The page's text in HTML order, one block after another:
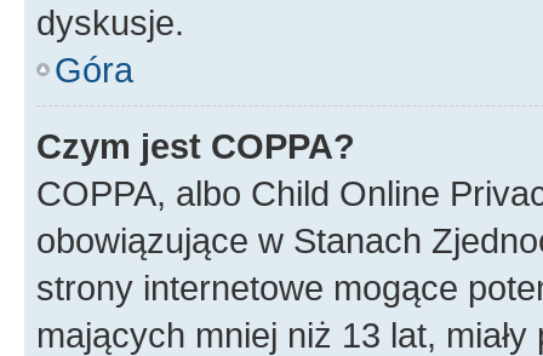
dyskusje.
Góra
Czym jest COPPA?
COPPA, albo Child Online
obowiązujące w Stanach
strony internetowe mogące
mających mniej niż 13 lat,